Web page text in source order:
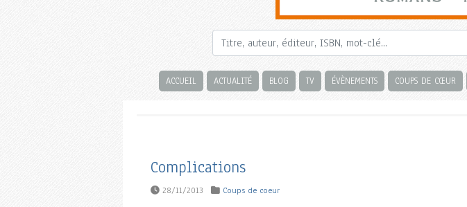
ACCUEIL ACTUALITÉ BLOG TV ÉVÈNEMENTS COUPS DE CŒUR
Complications
28/11/2013 Coups de coeur